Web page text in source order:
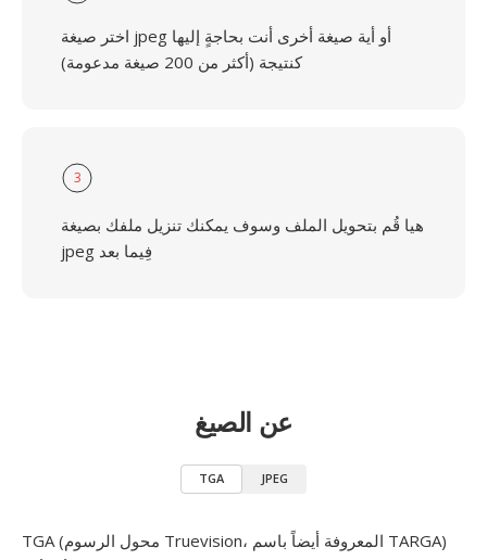
اختر صيغة jpeg أو أية صيغة أخرى أنت بحاجةٍ إليها
كنتيجة (أكثر من 200 صيغة مدعومة)
3
هيا قُم بتحويل الملف وسوف يمكنك تنزيل ملفك بصيغة
jpeg فِيما بعد
عن الصيغ
TGA JPEG
TGA (محول الرسوم Truevision، المعروفة أيضاً باسم TARGA)